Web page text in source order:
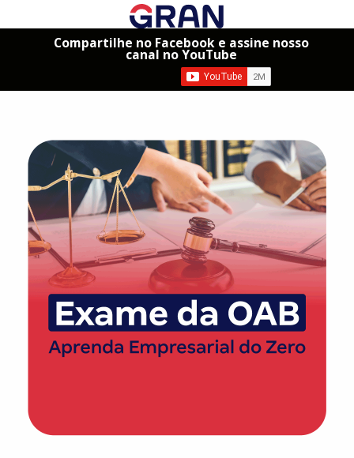
Compartilhe no Facebook e assine nosso
canal no YouTube